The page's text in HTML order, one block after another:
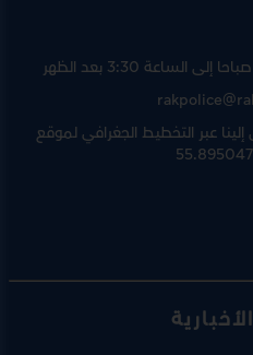
عبرالتخطيط الجغرافي لموقع